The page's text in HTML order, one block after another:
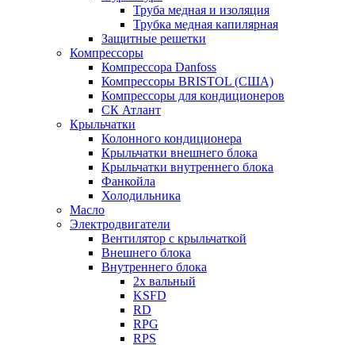
Труба медная и изоляция
Трубка медная капилярная
Защитные решетки
Компрессоры
Компрессора Danfoss
Компрессоры BRISTOL (США)
Компрессоры для кондиционеров
СК Атлант
Крыльчатки
Колонного кондиционера
Крыльчатки внешнего блока
Крыльчатки внутреннего блока
Фанкойла
Холодильника
Масло
Электродвигатели
Вентилятор с крыльчаткой
Внешнего блока
Внутреннего блока
2х вальный
KSFD
RD
RPG
RPS